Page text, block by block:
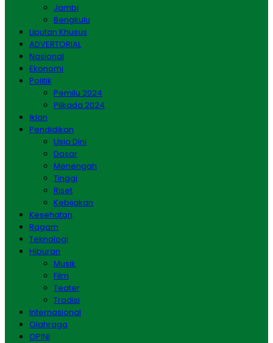
Jambi
Bengkulu
Liputan Khusus
ADVERTORIAL
Nasional
Ekonomi
Politik
Pemilu 2024
Pilkada 2024
Iklan
Pendidikan
Usia Dini
Dasar
Menengah
Tinggi
Riset
Kebijakan
Kesehatan
Ragam
Teknologi
Hiburan
Musik
Film
Teater
Tradisi
Internasional
Olahraga
OPINI